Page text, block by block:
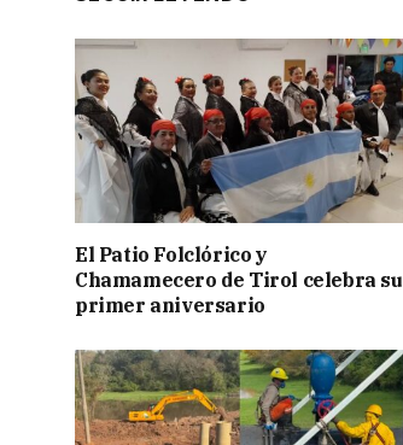
El Patio Folclórico y
Chamamecero de Tirol celebra su
primer aniversario